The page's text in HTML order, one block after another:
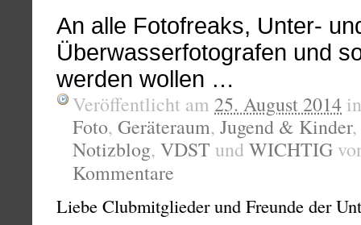
An alle Fotofreaks, Unter-
Überwasserfotografen und
werden wollen …
Veröffentlicht am 25. August 2014
Foto, Geräteraum, Jugend & Kinder,
Notizblog, VDST und WICHTIG
Kommentare
Liebe Clubmitglieder und Freunde der